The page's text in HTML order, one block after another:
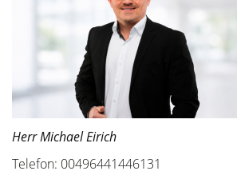
Herr Michael Eirich
Telefon: 00496441446131